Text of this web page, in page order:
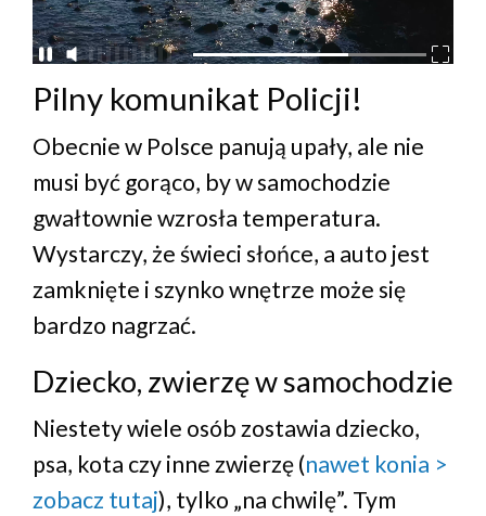
Pilny komunikat Policji!
Obecnie w Polsce panują upały, ale nie
musi być gorąco, by w samochodzie
gwałtownie wzrosła temperatura.
Wystarczy, że świeci słońce, a auto jest
zamknięte i szynko wnętrze może się
bardzo nagrzać.
Dziecko, zwierzę w samochodzie
Niestety wiele osób zostawia dziecko,
psa, kota czy inne zwierzę (nawet konia >
zobacz tutaj), tylko „na chwilę”. Tym